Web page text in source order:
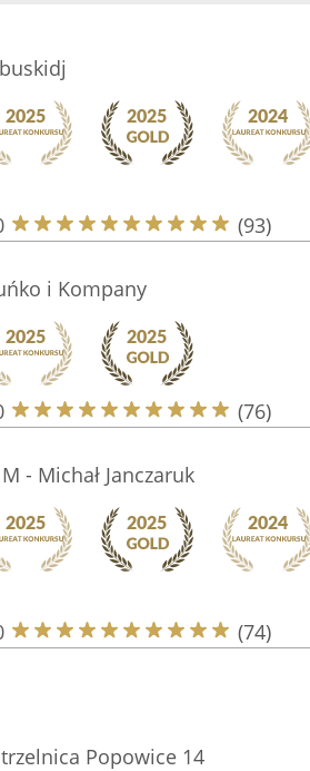
(93)
i Kompany
(76)
- Michał Janczaruk
(74)
Popowice 14